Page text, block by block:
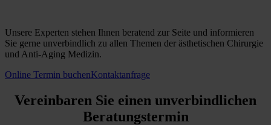
Unsere Experten stehen Ihnen beratend zur Seite und informieren
Sie gerne unverbindlich zu allen Themen der ästhetischen Chirurgie
und Anti-Aging Medizin.
Online Termin buchenKontaktanfrage
Vereinbaren Sie einen unverbindlichen
Beratungstermin